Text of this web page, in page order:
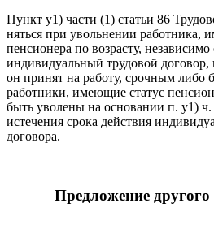
Пункт y1) части (1) статьи 86
няться при увольнении работника,
пенсионера по возрасту, независимо
индивидуальный трудо­вой договор,
он принят на работу, срочным либо
работники, имеющие статус
быть уволены на основании п. y1)
истечения срока действия
договора.
Предложение